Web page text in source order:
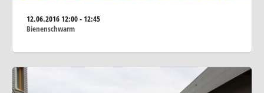
12.06.201612:00 - 12:45
Bienenschwarm